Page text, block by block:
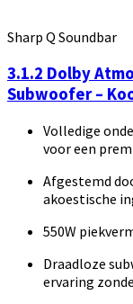
Sharp Q Soundbar
3.1.2 Dolby
Subwoofer –
Volledige
voor een
Afgestemd
akoestische
550W
Draadloze
ervaring